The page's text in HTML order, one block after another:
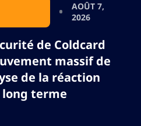
AOÛT 7,
2026
de Coldcard
massif de
de la réaction
terme